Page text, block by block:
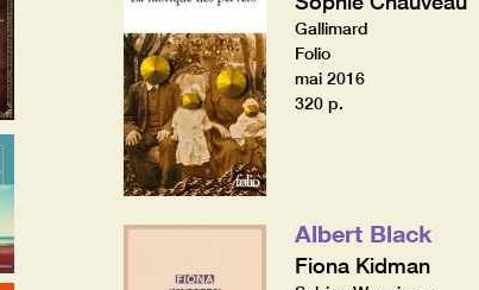
Gallimard
Folio
mai 2016
320 p.
Albert Black
Fiona Kidman